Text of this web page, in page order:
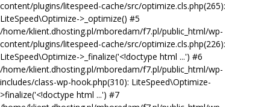
content/plugins/litespeed-cache/src/optimize.cls.php(265):
LiteSpeed\Optimize->_optimize() #5
/home/klient.dhosting.pl/mboredam/f7.pl/public_html/wp-
content/plugins/litespeed-cache/src/optimize.cls.php(226):
LiteSpeed\Optimize->_finalize('<!doctype html ...') #6
/home/klient.dhosting.pl/mboredam/f7.pl/public_html/wp-
includes/class-wp-hook.php(310): LiteSpeed\Optimize-
>finalize('<!doctype html ...') #7